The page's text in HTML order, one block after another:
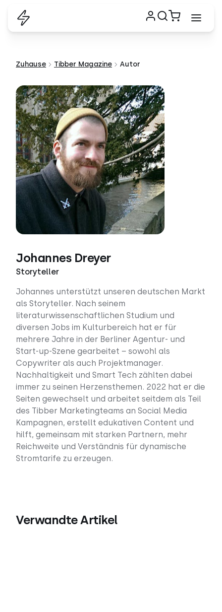
Zuhause Tibber Magazine Autor
Johannes Dreyer
Storyteller
Johannes unterstützt unseren deutschen Markt
als Storyteller. Nach seinem
literaturwissenschaftlichen Studium und
diversen Jobs im Kulturbereich hat er für
mehrere Jahre in der Berliner Agentur- und
Start-up-Szene gearbeitet – sowohl als
Copywriter als auch Projektmanager.
Nachhaltigkeit und Smart Tech zählten dabei
immer zu seinen Herzensthemen. 2022 hat er die
Seiten gewechselt und arbeitet seitdem als Teil
des Tibber Marketingteams an Social Media
Kampagnen, erstellt edukativen Content und
hilft, gemeinsam mit starken Partnern, mehr
Reichweite und Verständnis für dynamische
Stromtarife zu erzeugen.
Verwandte Artikel